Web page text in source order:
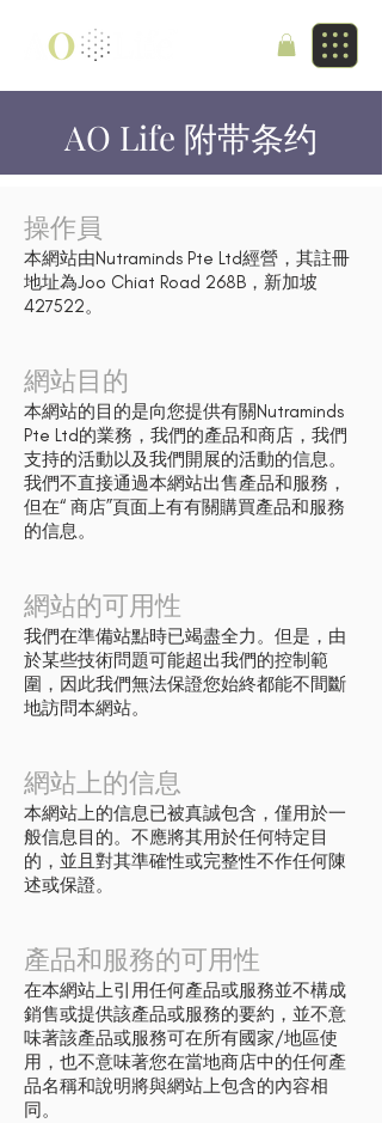
AO Life 附带条约
操作員
本網站由Nutraminds Pte Ltd經營，其註冊
地址為Joo Chiat Road 268B，新加坡
427522。
網站目的
本網站的目的是向您提供有關Nutraminds
Pte Ltd的業務，我們的產品和商店，我們
支持的活動以及我們開展的活動的信息。
我們不直接通過本網站出售產品和服務，
但在“ 商店”頁面上有有關購買產品和服務
的信息。
網站的可用性
我們在準備站點時已竭盡全力。但是，由
於某些技術問題可能超出我們的控制範
圍，因此我們無法保證您始終都能不間斷
地訪問本網站。
網站上的信息
本網站上的信息已被真誠包含，僅用於一
般信息目的。不應將其用於任何特定目
的，並且對其準確性或完整性不作任何陳
述或保證。
產品和服務的可用性
在本網站上引用任何產品或服務並不構成
銷售或提供該產品或服務的要約，並不意
味著該產品或服務可在所有國家/地區使
用，也不意味著您在當地商店中的任何產
品名稱和說明將與網站上包含的內容相
同。